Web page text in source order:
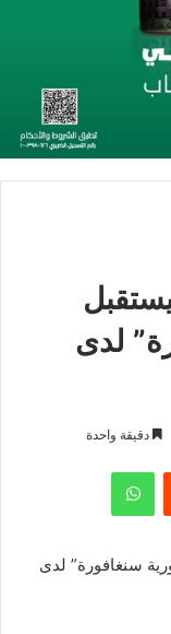
لدى
دقيقة واحدة
واتساب
سنغافورة” لدى